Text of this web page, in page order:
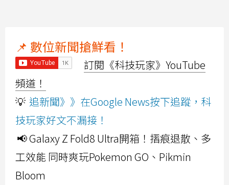
📌 數位新聞搶鮮看！
訂閱《科技玩家》YouTube
頻道！
💡 追新聞》》在Google News按下追蹤，科
技玩家好文不漏接！
📢 Galaxy Z Fold8 Ultra開箱！摺痕退散、多
工效能 同時爽玩Pokemon GO、Pikmin
Bloom